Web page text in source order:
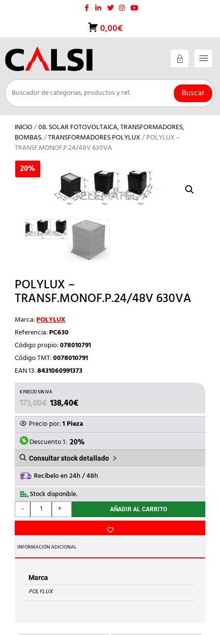
0,00€
Buscar
INICIO/08. SOLAR FOTOVOLTAICA, TRANSFORMADORES,
BOMBAS./TRANSFORMADORES POLYLUX/ POLYLUX –
TRANSF.MONOF.P.24/48V 630VA
20%
POLYLUX –
TRANSF.MONOF.P.24/48V 630VA
Marca:POLYLUX
Referencia:PC630
Código propio:078010791
Código TMT:0078010791
EAN 13:8431060991373
173,00€ EL
PRECIO
ORIGINAL
ERA:
173,00€.
138,40€
PRECIO
ACTUAL
ES:
138,40€.
Precio por:1 Pieza
Descuento 1: 20%
Consultar stock detallado
Recíbelo en 24h / 48h
Stock disponible.
-
POLYLUX
-
630VA
cantidad
+ AÑADIR AL CARRITO
INFORMACIÓN ADICIONAL
Marca
POLYLUX
20%